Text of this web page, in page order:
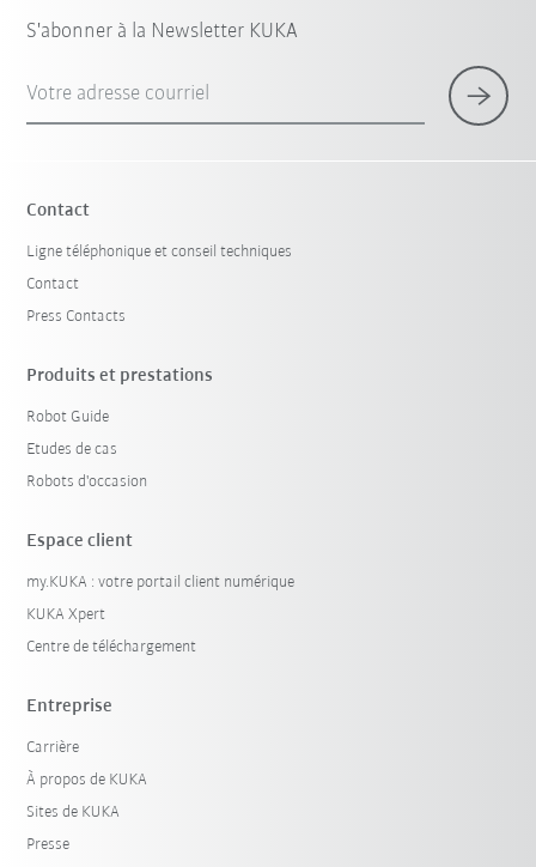
S'abonner à la Newsletter KUKA
Votre adresse courriel
Contact
Ligne téléphonique et conseil techniques
Contact
Press Contacts
Produits et prestations
Robot Guide
Etudes de cas
Robots d'occasion
Espace client
my.KUKA : votre portail client numérique
KUKA Xpert
Centre de téléchargement
Entreprise
Carrière
À propos de KUKA
Sites de KUKA
Presse